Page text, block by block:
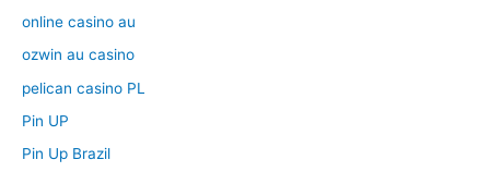
online casino au
ozwin au casino
pelican casino PL
Pin UP
Pin Up Brazil